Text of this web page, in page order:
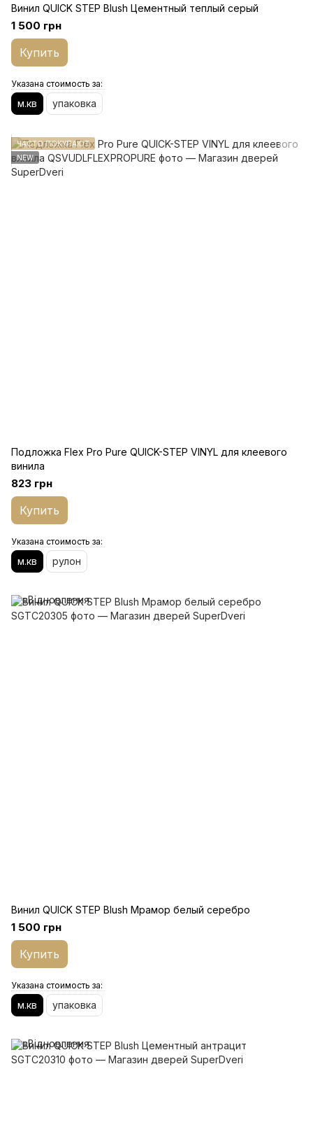
Винил QUICK STEP Blush Цементный теплый серый
1 500 грн
Купить
Указана стоимость за:
м.кв упаковка
ЧАСТО ПОКУПАЮТ
NEW
Подложка Flex Pro Pure QUICK-STEP VINYL для клеевого
винила
823 грн
Купить
Указана стоимость за:
м.кв рулон
Винил QUICK STEP Blush Мрамор белый серебро
1 500 грн
Купить
Указана стоимость за:
м.кв упаковка